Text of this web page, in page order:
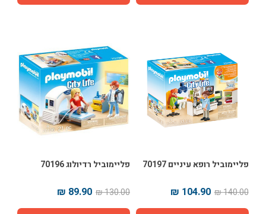
פליימוביל רופא עיניים 70197
140.00 ₪
104.90 ₪
פליימוביל רדיולוג 70196
130.00 ₪
89.90 ₪